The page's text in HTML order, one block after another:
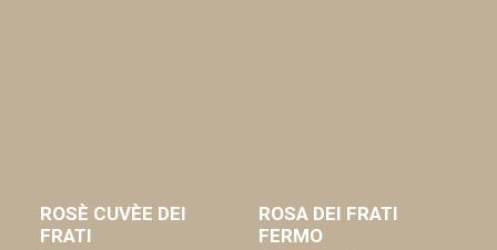
AGGIUNGI AL CARRELLO
ROSÈ CUVÈE DEI
FRATI
AGGIUNGI AL CARRELLO
ROSA DEI FRATI
FERMO